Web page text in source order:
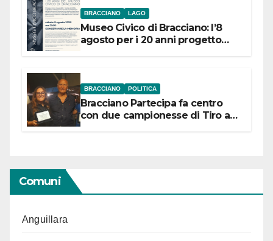
BRACCIANO LAGO
Museo Civico di Bracciano: l’8
agosto per i 20 anni progetto
BRACCIANO POLITICA
Bracciano Partecipa fa centro
con due campionesse di Tiro a
Comuni
Anguillara